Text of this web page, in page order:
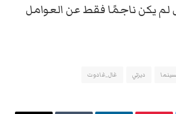
لم يكن ناجمًا فقط عن العوامل
ديزني غال_غادوت